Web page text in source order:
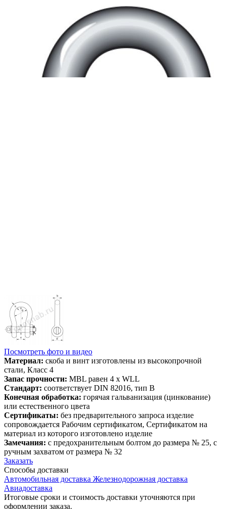
Посмотреть фото и видео
Материал: скоба и винт изготовлены из высокопрочной
стали, Класс 4
Запас прочности: MBL равен 4 x WLL
Стандарт: соответствует DIN 82016, тип B
Конечная обработка: горячая гальванизация (цинкование)
или естественного цвета
Сертификаты: без предварительного запроса изделие
сопровождается Рабочим сертификатом, Сертификатом на
материал из которого изготовлено изделие
Замечания: с предохранительным болтом до размера № 25, с
ручным захватом от размера № 32
Заказать
Способы доставки
Автомобильная доставка Железнодорожная доставка
Авиадоставка
Итоговые сроки и стоимость доставки уточняются при
оформлении заказа.